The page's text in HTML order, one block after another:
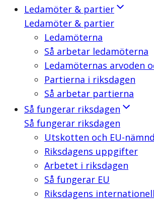
Ledamöter & partier
Ledamöter & partier
Ledamöterna
Så arbetar ledamöterna
Ledamöternas arvoden
Partierna i riksdagen
Så arbetar partierna
Så fungerar riksdagen
Så fungerar riksdagen
Utskotten och EU-
Riksdagens uppgifter
Arbetet i riksdagen
Så fungerar EU
Riksdagens